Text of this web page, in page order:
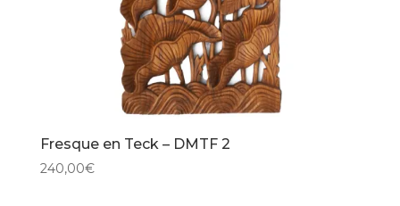
Fresque en Teck – DMTF 2
240,00€